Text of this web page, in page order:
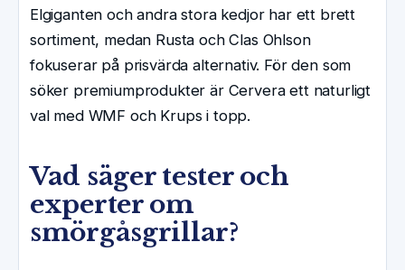
Elgiganten och andra stora kedjor har ett brett
sortiment, medan Rusta och Clas Ohlson
fokuserar på prisvärda alternativ. För den som
söker premiumprodukter är Cervera ett naturligt
val med WMF och Krups i topp.
Vad säger tester och
experter om
smörgåsgrillar?